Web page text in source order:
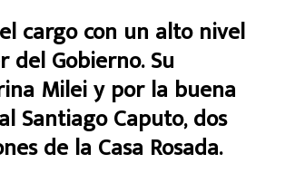
cargo con un alto nivel
Gobierno. Su
Milei y por la buena
Santiago Caputo, dos
de la Casa Rosada.